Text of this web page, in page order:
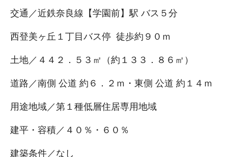
交通／近鉄奈良線【学園前】駅 バス５分
西登美ヶ丘１丁目バス停 徒歩約９０ｍ
土地／４４２．５３㎡（約１３３．８６㎡）
道路／南側 公道 約６．２ｍ・東側 公道 約１４ｍ
用途地域／第１種低層住居専用地域
建平・容積／４０％・６０％
建築条件／なし